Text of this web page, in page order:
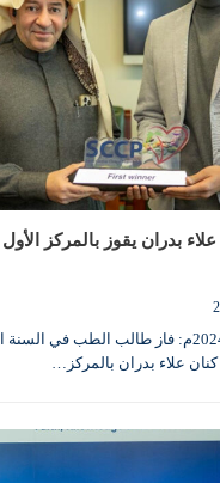
بدران يقوز بالمركز
الرياض، 27 – 28 ديسمبر 2024م: فاز طالب الطب في